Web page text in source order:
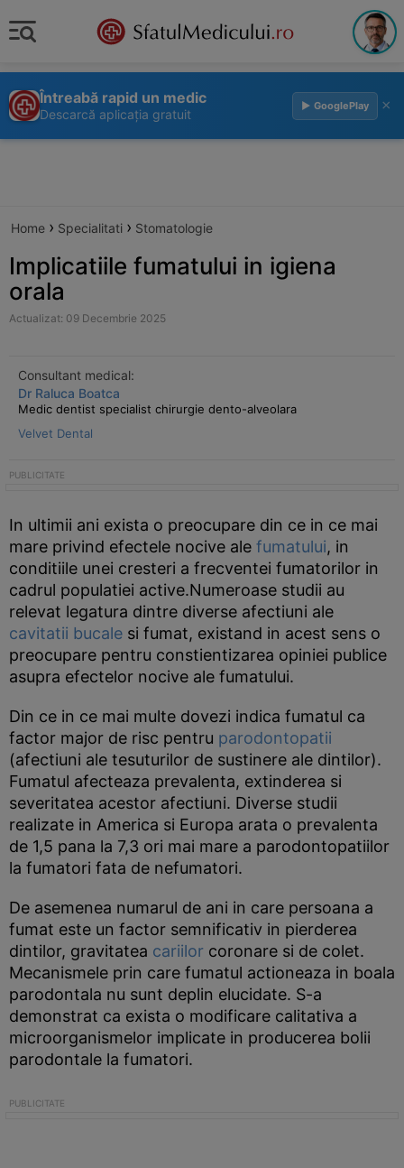
Întreabă rapid un medic
Descarcă aplicația gratuit
▶ GooglePlay ×
Home › Specialitati › Stomatologie
Implicatiile fumatului in igiena
orala
Actualizat: 09 Decembrie 2025
Consultant medical:
Dr Raluca Boatca
Medic dentist specialist chirurgie dento-alveolara
Velvet Dental
In ultimii ani exista o preocupare din ce in ce mai
mare privind efectele nocive ale fumatului, in
conditiile unei cresteri a frecventei fumatorilor in
cadrul populatiei active.Numeroase studii au
relevat legatura dintre diverse afectiuni ale
cavitatii bucale si fumat, existand in acest sens o
preocupare pentru constientizarea opiniei publice
asupra efectelor nocive ale fumatului.
Din ce in ce mai multe dovezi indica fumatul ca
factor major de risc pentru parodontopatii
(afectiuni ale tesuturilor de sustinere ale dintilor).
Fumatul afecteaza prevalenta, extinderea si
severitatea acestor afectiuni. Diverse studii
realizate in America si Europa arata o prevalenta
de 1,5 pana la 7,3 ori mai mare a parodontopatiilor
la fumatori fata de nefumatori.
De asemenea numarul de ani in care persoana a
fumat este un factor semnificativ in pierderea
dintilor, gravitatea cariilor coronare si de colet.
Mecanismele prin care fumatul actioneaza in boala
parodontala nu sunt deplin elucidate. S-a
demonstrat ca exista o modificare calitativa a
microorganismelor implicate in producerea bolii
parodontale la fumatori.